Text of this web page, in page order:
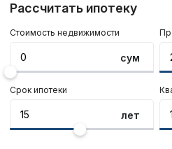
Рассчитать ипотеку
Стоимость недвижимости
сум
Срок ипотеки
лет